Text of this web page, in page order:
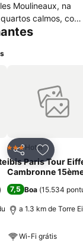
Moulineaux, na
calmos, com
todos
televisão via
de fax e
acesso à
serviço de
favoritos
Partilhar
3 Estrelas
Hotel
ibis Paris Tour
Cambronne
7,5 Boa (15.534
a 1.3 km de Torre
Wi-Fi grátis